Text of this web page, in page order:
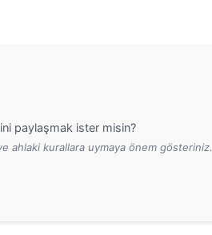
paylaşmak ister misin?
ahlaki kurallara uymaya önem gösteriniz.